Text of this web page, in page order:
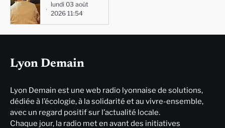
lundi 03 août
2026 11:54
Lyon Demain
Lyon Demain est une web radio lyonnaise de solutions,
dédiée à l’écologie, à la solidarité et au vivre-ensemble,
avec un regard positif sur l’actualité locale.
Chaque jour, la radio met en avant des initiatives